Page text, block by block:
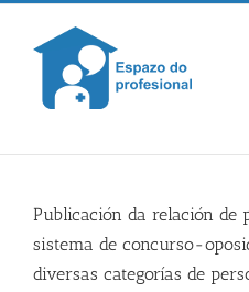
Skip
content
Publicación da relación de
sistema de concurso-
diversas categorías de